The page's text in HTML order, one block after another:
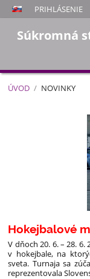
PRIHLÁSENIE
Súkromná
ÚVOD / NOVINKY
Hokejbalové
V dňoch 20. 6. – 28.
v hokejbale, na
sveta. Turnaja sa
reprezentovala